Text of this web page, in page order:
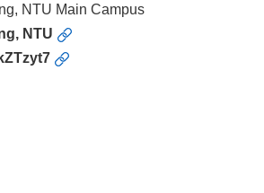
NTU Main Campus
NTU